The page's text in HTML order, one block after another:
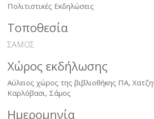
Πολιτιστικές Εκδηλώσεις
Τοποθεσία
ΣΑΜΟΣ
Χώρος εκδήλωσης
Αύλειος χώρος της βιβλιοθήκης ΠΑ,
Καρλόβασι, Σάμος
Ημερομηνία